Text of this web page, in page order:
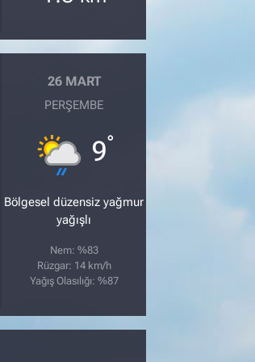
26 MART
PERŞEMBE
9°
Bölgesel düzensiz yağmur
yağışlı
Nem: %83
Rüzgar: 14 km/h
Yağış Olasılığı: %87